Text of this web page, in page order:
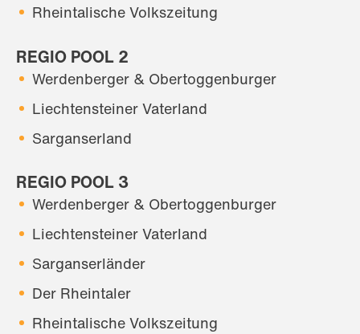
Rheintalische Volkszeitung
REGIO POOL 2
Werdenberger & Obertoggenburger
Liechtensteiner Vaterland
Sarganserland
REGIO POOL 3
Werdenberger & Obertoggenburger
Liechtensteiner Vaterland
Sarganserländer
Der Rheintaler
Rheintalische Volkszeitung